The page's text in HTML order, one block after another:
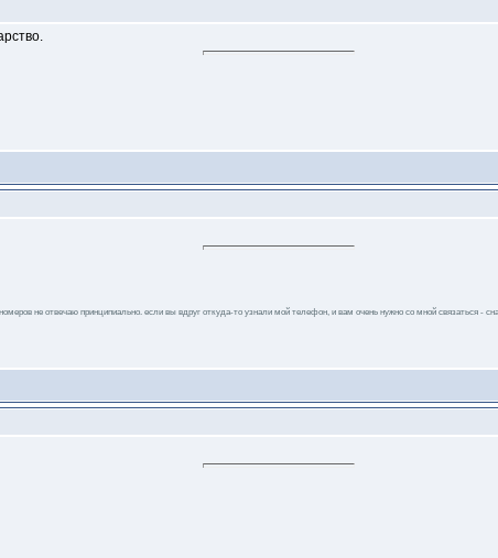
не отвечаю принципиально. если вы вдруг откуда-то узнали мой телефон, и вам очень нужно со мной связаться -